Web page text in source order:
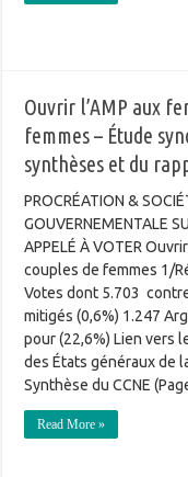
Ouvrir l’AMP aux
femmes – Étude
synthèses et du
PROCRÉATION &
GOUVERNEMENTALE
APPELÉ À VOTER
couples de femmes 1/
Votes dont 5.703
mitigés (0,6%) 1.247
pour (22,6%) Lien vers
des États généraux de
Synthèse du CCNE
Read More »